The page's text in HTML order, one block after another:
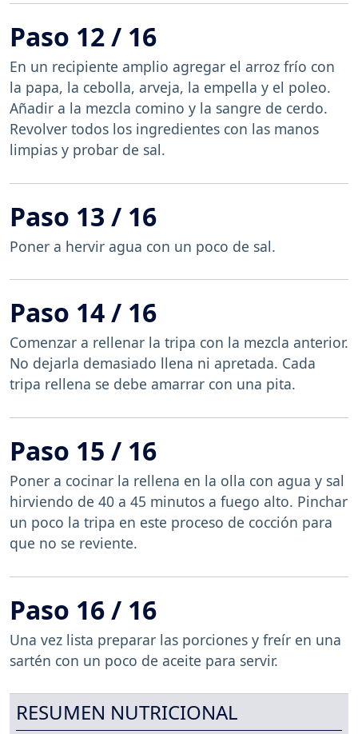
Paso 12 / 16
En un recipiente amplio agregar el arroz frío con
la papa, la cebolla, arveja, la empella y el poleo.
Añadir a la mezcla comino y la sangre de cerdo.
Revolver todos los ingredientes con las manos
limpias y probar de sal.
Paso 13 / 16
Poner a hervir agua con un poco de sal.
Paso 14 / 16
Comenzar a rellenar la tripa con la mezcla anterior.
No dejarla demasiado llena ni apretada. Cada
tripa rellena se debe amarrar con una pita.
Paso 15 / 16
Poner a cocinar la rellena en la olla con agua y sal
hirviendo de 40 a 45 minutos a fuego alto. Pinchar
un poco la tripa en este proceso de cocción para
que no se reviente.
Paso 16 / 16
Una vez lista preparar las porciones y freír en una
sartén con un poco de aceite para servir.
RESUMEN NUTRICIONAL